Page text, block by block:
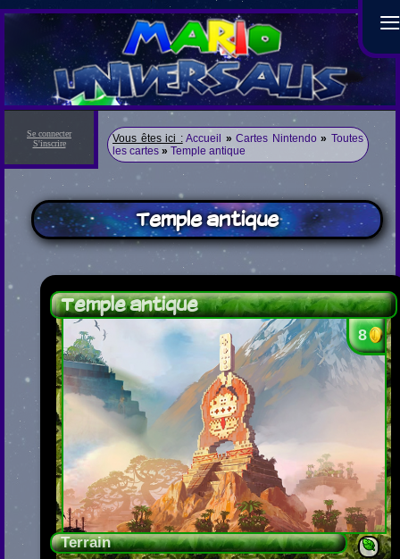
≡
Se connecter
S'inscrire
Vous êtes ici : Accueil » Cartes Nintendo » Toutes
les cartes » Temple antique
Temple antique
Temple antique
8
Terrain